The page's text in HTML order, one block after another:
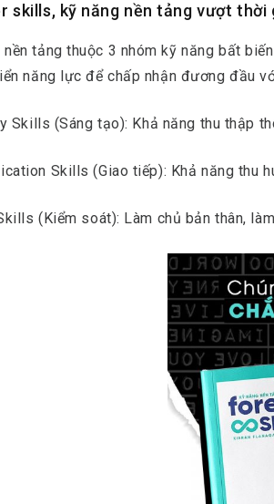
skills, kỹ năng nền tảng vượt thời
nền tảng thuộc 3 nhóm kỹ năng bất
năng lực để chấp nhận đương đầu
Skills (Sáng tạo): Khả năng thu thập
Skills (Giao tiếp): Khả năng thu
(Kiểm soát): Làm chủ bản thân,